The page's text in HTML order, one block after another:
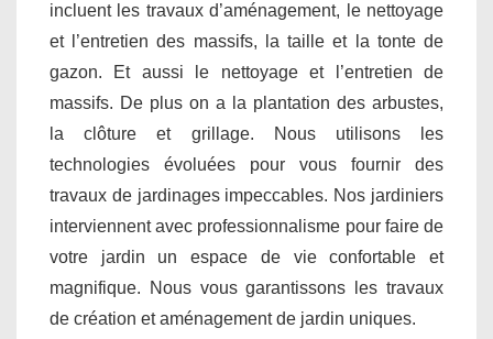
incluent les travaux d’aménagement, le nettoyage
et l’entretien des massifs, la taille et la tonte de
gazon. Et aussi le nettoyage et l’entretien de
massifs. De plus on a la plantation des arbustes,
la clôture et grillage. Nous utilisons les
technologies évoluées pour vous fournir des
travaux de jardinages impeccables. Nos jardiniers
interviennent avec professionnalisme pour faire de
votre jardin un espace de vie confortable et
magnifique. Nous vous garantissons les travaux
de création et aménagement de jardin uniques.